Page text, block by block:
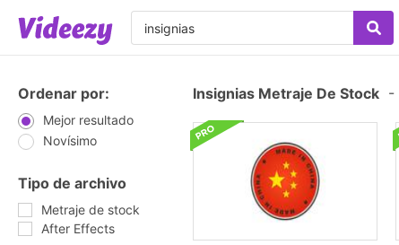
Ordenar por:
Mejor resultado
Novísimo
Tipo de archivo
Metraje de stock
After Effects
Insignias Metraje De Stock -